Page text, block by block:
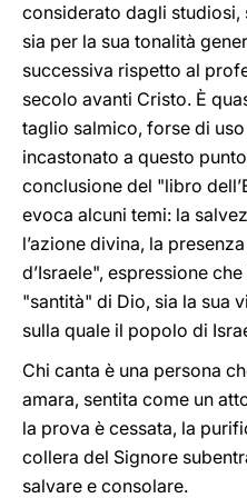
considerato dagli studiosi,
sia per la sua tonalità
successiva rispetto al
secolo avanti Cristo. È
taglio salmico, forse di
incastonato a questo
conclusione del "libro
evoca alcuni temi: la
l’azione divina, la
d’Israele", espressione
"santità" di Dio, sia la sua
sulla quale il popolo di
Chi canta è una persona
amara, sentita come un
la prova è cessata, la
collera del Signore
salvare e consolare.